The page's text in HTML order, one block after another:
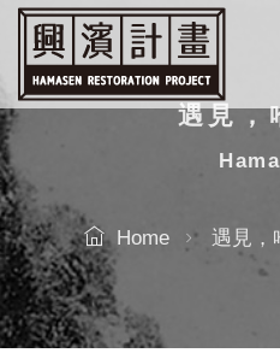
跳
要
內
容
遇見，
Home 遇見，